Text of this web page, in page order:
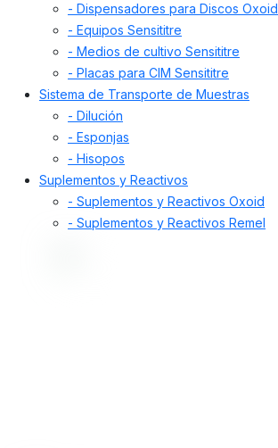
- Dispensadores para Discos Oxoid
- Equipos Sensititre
- Medios de cultivo Sensititre
- Placas para CIM Sensititre
Sistema de Transporte de Muestras
- Dilución
- Esponjas
- Hisopos
Suplementos y Reactivos
- Suplementos y Reactivos Oxoid
- Suplementos y Reactivos Remel